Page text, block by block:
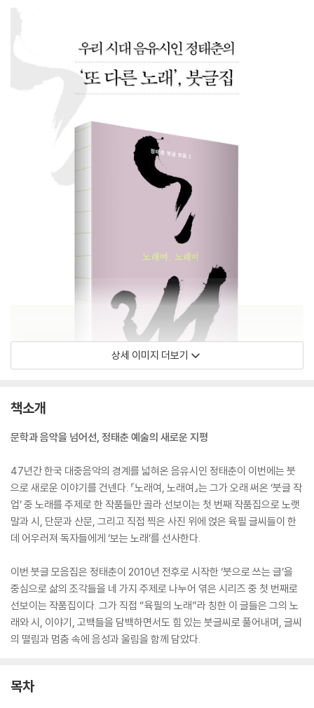
상세 이미지 더보기
책소개
문학과 음악을 넘어선, 정태춘 예술의 새로운 지평
47년간 한국 대중음악의 경계를 넓혀온 음유시인 정태춘이 이번에는 붓
으로 새로운 이야기를 건넨다. 『노래여, 노래여』는 그가 오래 써온 ‘붓글 작
업’ 중 노래를 주제로 한 작품들만 골라 선보이는 첫 번째 작품집으로 노랫
말과 시, 단문과 산문, 그리고 직접 찍은 사진 위에 얹은 육필 글씨들이 한
데 어우러져 독자들에게 ‘보는 노래’를 선사한다.
이번 붓글 모음집은 정태춘이 2010년 전후로 시작한 ‘붓으로 쓰는 글’을
중심으로 삶의 조각들을 네 가지 주제로 나누어 엮은 시리즈 중 첫 번째로
선보이는 작품집이다. 그가 직접 “육필의 노래”라 칭한 이 글들은 그의 노
래와 시, 이야기, 고백들을 담백하면서도 힘 있는 붓글씨로 풀어내며, 글씨
의 떨림과 멈춤 속에 음성과 울림을 함께 담았다.
목차